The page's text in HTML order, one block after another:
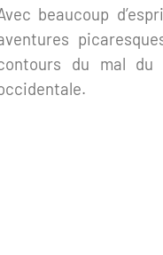
beaucoup
du mal du